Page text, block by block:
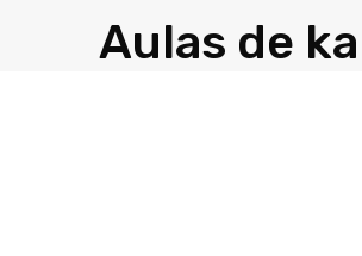
Aulas de